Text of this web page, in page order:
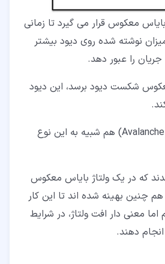
معکوس قرار می گیرد تا زمانی
نوشته شده روی دیود بیشتر
جریان را عبور دهد.
شکست دیود برسد، این دیود
(Avalanche) هم شبیه به این نوع
که در یک ولتاژ بایاس معکوس
بهینه شده اند تا این کار
اما معنی دار افت ولتاژ، در شرایط
دهند.